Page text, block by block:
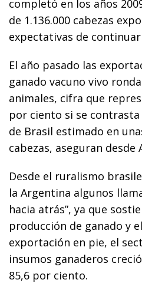
completó en los años
de 1.136.000 cabezas
expectativas de
El año pasado las
ganado vacuno vivo
animales, cifra que
por ciento si se
de Brasil estimado en
cabezas, aseguran desde
Desde el ruralismo
la Argentina algunos
hacia atrás”, ya que
producción de ganado y
exportación en pie, el
insumos ganaderos
85,6 por ciento.